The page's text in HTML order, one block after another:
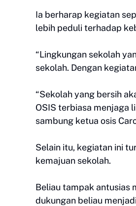
Ia berharap kegiatan
lebih peduli terhadap
“Lingkungan sekolah
sekolah. Dengan
“Sekolah yang bersih
OSIS terbiasa menjaga
sambung ketua osis
Selain itu, kegiatan ini
kemajuan sekolah.
Beliau tampak antusias
dukungan beliau